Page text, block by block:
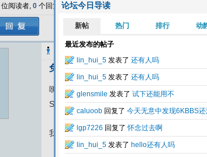
论坛今日导读
位阅读者, 0 个回复.
szhiq 发表于2013-09-07 20:17
免费空间助力草根站长
嗨，您好，冒昧打搅了，我们是微空间科
S或MYSQL数据库;
我们为的是可以给学生以及资金不宽裕的